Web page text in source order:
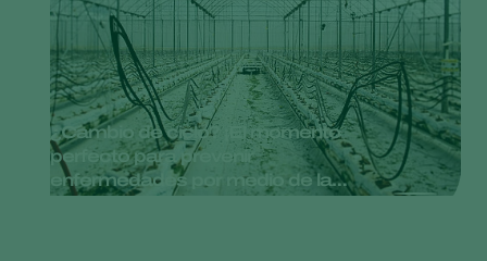
¿Cambio de ciclo? ¡El momento
perfecto para prevenir
enfermedades por medio de la